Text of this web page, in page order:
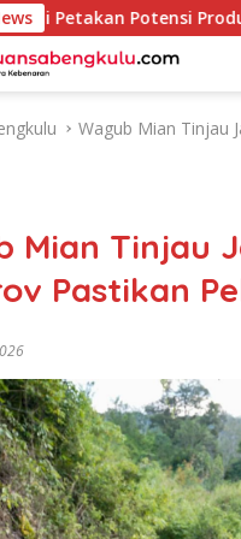
Potensi Produk
Wagub Mian Tinjau
Mian Tinjau
Pastikan